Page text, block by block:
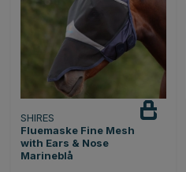
SHIRES
Fluemaske Fine Mesh
with Ears & Nose
Marineblå